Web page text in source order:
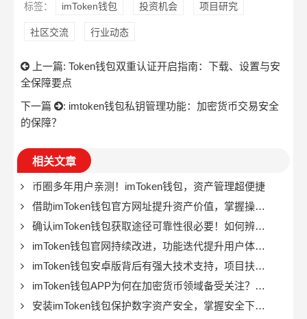
标签： imToken钱包 投资机会 项目研究
社区交流 行业动态
上一篇: Token钱包双重认证开启指南：下载、设置与安
全保障要点
下一篇
: imtoken钱包私钥管理功能：加密货币交易安全
的保障？
相关文章
币圈多年用户亲测！imToken钱包，资产管理超便捷
借助imToken钱包官方网址提升资产价值，掌握操作与配置要点
确认imToken钱包获取途径可靠性很必要！如何辨别正规下载路径？
imToken钱包官网持续改进，功能迭代提升用户体验与安全防护
imToken钱包安卓版背后有强大技术支持，项目扶持资源丰富
imToken钱包APP为何在加密货币领域备受关注？便携与实用是关键
安装imToken钱包保护数字资产安全，掌握安全下载方法很关键